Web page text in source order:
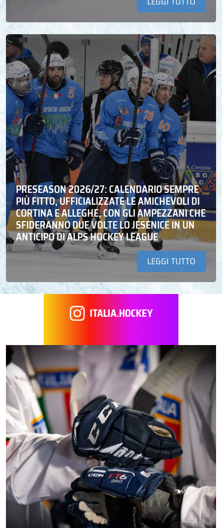
PRESEASON 2026/27: CALENDARIO SEMPRE
PIÙ FITTO, UFFICIALIZZATE LE AMICHEVOLI DI
CORTINA E ALLEGHE, CON GLI AMPEZZANI CHE
SFIDERANNO DUE VOLTE LO JESENICE IN UN
ANTICIPO DI ALPS HOCKEY LEAGUE
LEGGI TUTTO
ITALIA.HOCKEY